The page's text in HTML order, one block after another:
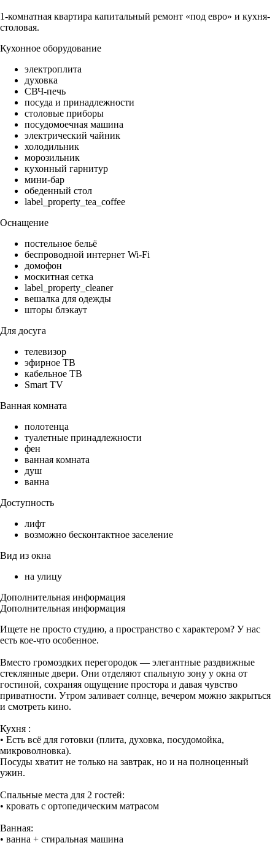
1-комнатная квартира капитальный ремонт «под евро» и кухня-
столовая.
Кухонное оборудование
электроплита
духовка
СВЧ-печь
посуда и принадлежности
столовые приборы
посудомоечная машина
электрический чайник
холодильник
морозильник
кухонный гарнитур
мини-бар
обеденный стол
label_property_tea_coffee
Оснащение
постельное бельё
беспроводной интернет Wi-Fi
домофон
москитная сетка
label_property_cleaner
вешалка для одежды
шторы блэкаут
Для досуга
телевизор
эфирное ТВ
кабельное ТВ
Smart TV
Ванная комната
полотенца
туалетные принадлежности
фен
ванная комната
душ
ванна
Доступность
лифт
возможно бесконтактное заселение
Вид из окна
на улицу
Дополнительная информация
Дополнительная информация
Ищете не просто студию, а пространство с характером? У нас
есть кое-что особенное.
Вместо громоздких перегородок — элегантные раздвижные
стеклянные двери. Они отделяют спальную зону у окна от
гостиной, сохраняя ощущение простора и давая чувство
приватности. Утром заливает солнце, вечером можно закрыться
и смотреть кино.
Кухня :
• Есть всё для готовки (плита, духовка, посудомойка,
микроволновка).
Посуды хватит не только на завтрак, но и на полноценный
ужин.
Спальные места для 2 гостей:
• кровать с ортопедическим матрасом
Ванная:
• ванна + стиральная машина